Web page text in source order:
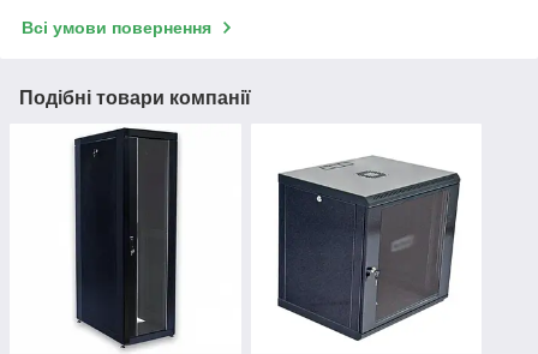
Всі умови повернення
Подібні товари компанії